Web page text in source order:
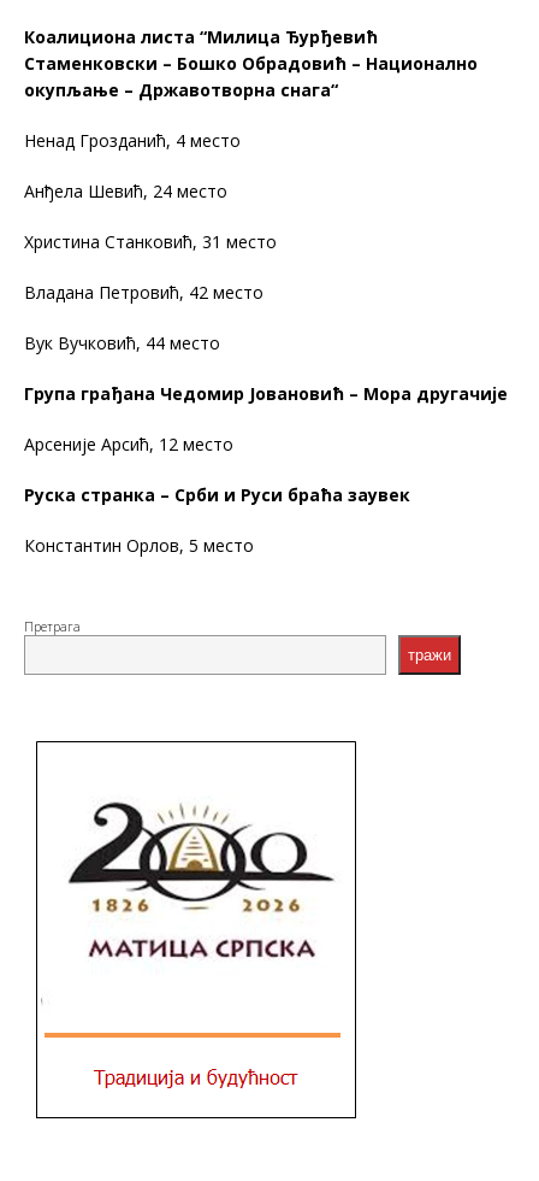
Коалициона листа “Милица Ђурђевић
Стаменковски – Бошко Обрадовић – Национално
окупљање – Државотворна снага“
Ненад Грозданић, 4 место
Анђела Шевић, 24 место
Христина Станковић, 31 место
Владана Петровић, 42 место
Вук Вучковић, 44 место
Група грађана Чедомир Јовановић – Мора другачије
Арсеније Арсић, 12 место
Руска странка – Срби и Руси браћа заувек
Константин Орлов, 5 место
Претрага
тражи